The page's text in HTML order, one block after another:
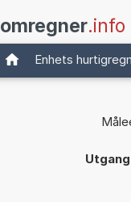
omregner.info
Enhets